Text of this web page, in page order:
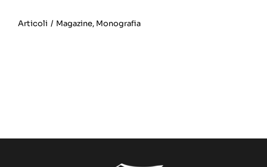
Articoli / Magazine, Monografia